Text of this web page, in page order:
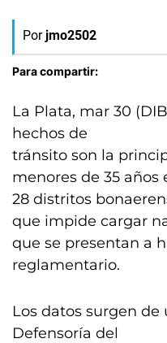
Por jmo2502
Para compartir:
La Plata, mar 30
hechos de
tránsito son la
menores de 35 años
28 distritos
que impide cargar
que se presentan a
reglamentario.
Los datos surgen
Defensoría del